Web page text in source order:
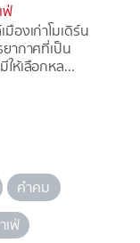
ฟ่
องเก่าโมเดิร์น
ยากาศที่เป็น
ห้เลือกหล...
คำคม
เฟ่